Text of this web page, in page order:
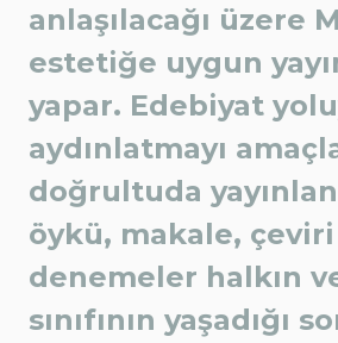
anlaşılacağı üzere
estetiğe uygun
yapar. Edebiyat
aydınlatmayı
doğrultuda
öykü, makale,
denemeler halkın
sınıfının yaşadığı